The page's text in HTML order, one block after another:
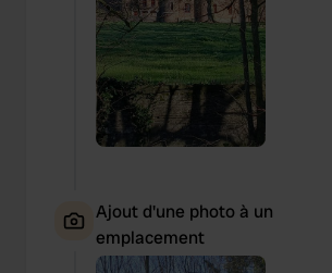
Ajout d'une photo à un
emplacement